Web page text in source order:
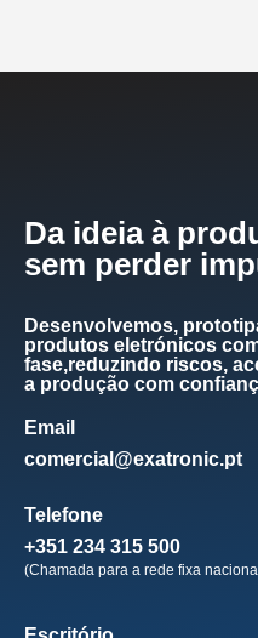
Da ideia à
sem perder
Desenvolvemos,
produtos eletrónicos
fase,reduzindo riscos,
a produção com
Email
comercial@exatronic.pt
Telefone
+351 234 315 500
(Chamada para a rede fixa